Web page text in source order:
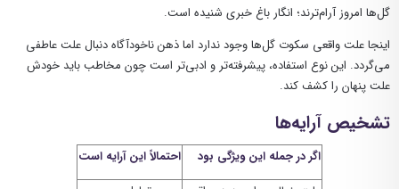
گل‌ها امروز آرام‌ترند؛ انگار باغ خبری شنیده است.
اینجا علت واقعی سکوت گل‌ها وجود ندارد اما ذهن ناخودآگاه دنبال علت عاطفی
می‌گردد. این نوع استفاده، پیشرفته‌تر و ادبی‌تر است چون مخاطب باید خودش
علت پنهان را کشف کند.
تشخیص آرایه‌ها
اگر در جمله این ویژگی بود
احتمالاً این آرایه است